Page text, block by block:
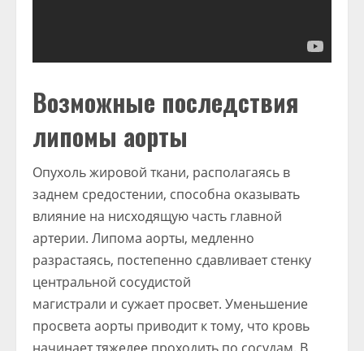
Возможные последствия
липомы аорты
Опухоль жировой ткани, располагаясь в
заднем средостении, способна оказывать
влияние на нисходящую часть главной
артерии. Липома аорты, медленно
разрастаясь, постепенно сдавливает стенку
центральной сосудистой
магистрали и сужает просвет. Уменьшение
просвета аорты приводит к тому, что кровь